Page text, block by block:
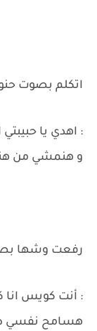
اتكلم بصوت
: اهدي يا
و هنمشي من هنا
رفعت وشها
: أنت كويس
هسامح نفسي